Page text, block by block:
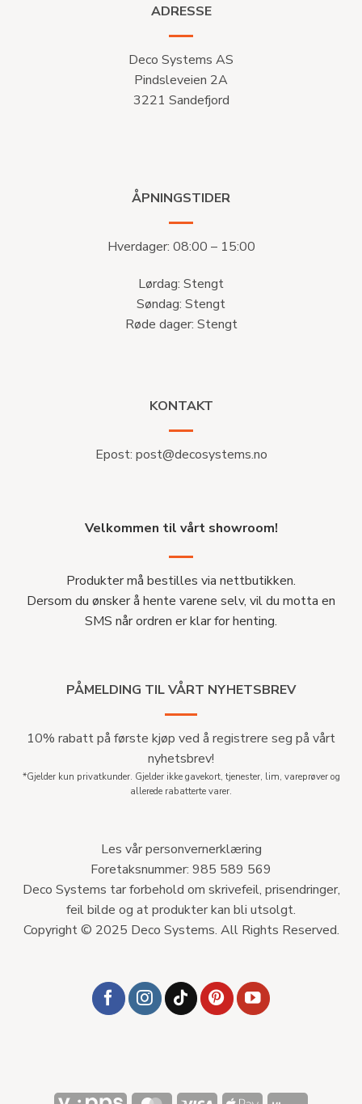
ADRESSE
Deco Systems AS
Pindsleveien 2A
3221 Sandefjord
ÅPNINGSTIDER
Hverdager: 08:00 – 15:00
Lørdag: Stengt
Søndag: Stengt
Røde dager: Stengt
KONTAKT
Epost: post@decosystems.no
Velkommen til vårt showroom!
Produkter må bestilles via nettbutikken.
Dersom du ønsker å hente varene selv, vil du motta en
SMS når ordren er klar for henting.
PÅMELDING TIL VÅRT NYHETSBREV
10% rabatt på første kjøp ved å registrere seg på vårt
nyhetsbrev!
*Gjelder kun privatkunder. Gjelder ikke gavekort, tjenester, lim, vareprøver og
allerede rabatterte varer.
Les vår personvernerklæring
Foretaksnummer: 985 589 569
Deco Systems tar forbehold om skrivefeil, prisendringer,
feil bilde og at produkter kan bli utsolgt.
Copyright © 2025 Deco Systems. All Rights Reserved.